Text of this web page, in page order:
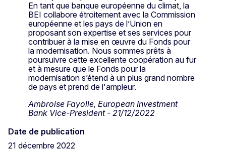
En tant que banque européenne du climat, la
BEI collabore étroitement avec la Commission
européenne et les pays de l’Union en
proposant son expertise et ses services pour
contribuer à la mise en œuvre du Fonds pour
la modernisation. Nous sommes prêts à
poursuivre cette excellente coopération au fur
et à mesure que le Fonds pour la
modernisation s’étend à un plus grand nombre
de pays et prend de l'ampleur.
Ambroise Fayolle, European Investment
Bank Vice-President - 21/12/2022
Date de publication
21 décembre 2022